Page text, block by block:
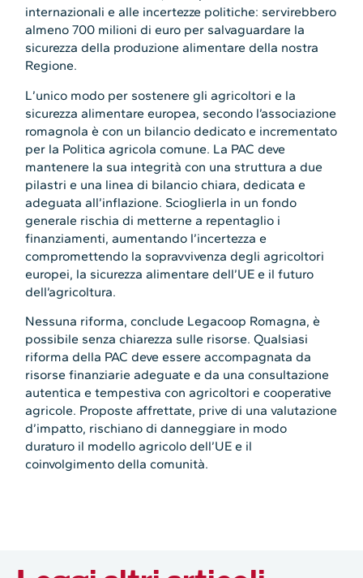
internazionali e alle incertezze politiche: servirebbero
almeno 700 milioni di euro per salvaguardare la
sicurezza della produzione alimentare della nostra
Regione.
L’unico modo per sostenere gli agricoltori e la
sicurezza alimentare europea, secondo l’associazione
romagnola è con un bilancio dedicato e incrementato
per la Politica agricola comune. La PAC deve
mantenere la sua integrità con una struttura a due
pilastri e una linea di bilancio chiara, dedicata e
adeguata all’inflazione. Scioglierla in un fondo
generale rischia di metterne a repentaglio i
finanziamenti, aumentando l’incertezza e
compromettendo la sopravvivenza degli agricoltori
europei, la sicurezza alimentare dell’UE e il futuro
dell’agricoltura.
Nessuna riforma, conclude Legacoop Romagna, è
possibile senza chiarezza sulle risorse. Qualsiasi
riforma della PAC deve essere accompagnata da
risorse finanziarie adeguate e da una consultazione
autentica e tempestiva con agricoltori e cooperative
agricole. Proposte affrettate, prive di una valutazione
d’impatto, rischiano di danneggiare in modo
duraturo il modello agricolo dell’UE e il
coinvolgimento della comunità.